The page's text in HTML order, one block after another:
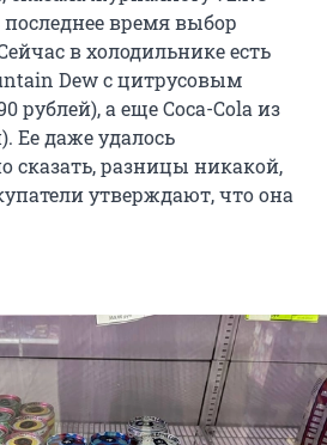
время выбор
в холодильнике есть
Dew с цитрусовым
рублей), а еще Coca-Cola из
Ее даже удалось
сказать, разницы никакой,
утверждают, что она